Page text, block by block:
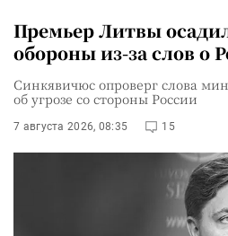
Премьер Литвы
обороны из-за слов о
Синкявичюс опроверг слова
об угрозе со стороны России
7 августа 2026, 08:35 15